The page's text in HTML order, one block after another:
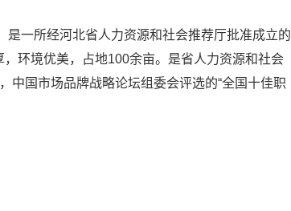
一所经河北省人力资源和社会推荐厅批准成立的
环境优美，占地100余亩。是省人力资源和社会
中国市场品牌战略论坛组委会评选的“全国十佳职